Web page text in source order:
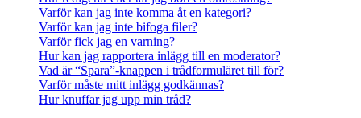
Varför kan jag inte komma åt en kategori?
Varför kan jag inte bifoga filer?
Varför fick jag en varning?
Hur kan jag rapportera inlägg till en moderator?
Vad är “Spara”-knappen i trådformuläret till för?
Varför måste mitt inlägg godkännas?
Hur knuffar jag upp min tråd?